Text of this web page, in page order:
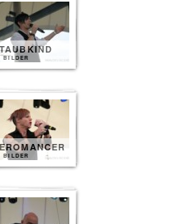
BILDER
BILDER